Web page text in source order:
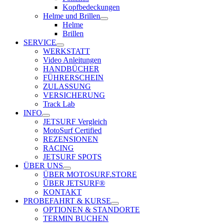
Kopfbedeckungen
Helme und Brillen
Helme
Brillen
SERVICE
WERKSTATT
Video Anleitungen
HANDBÜCHER
FÜHRERSCHEIN
ZULASSUNG
VERSICHERUNG
Track Lab
INFO
JETSURF Vergleich
MotoSurf Certified
REZENSIONEN
RACING
JETSURF SPOTS
ÜBER UNS
ÜBER MOTOSURF.STORE
ÜBER JETSURF®
KONTAKT
PROBEFAHRT & KURSE
OPTIONEN & STANDORTE
TERMIN BUCHEN